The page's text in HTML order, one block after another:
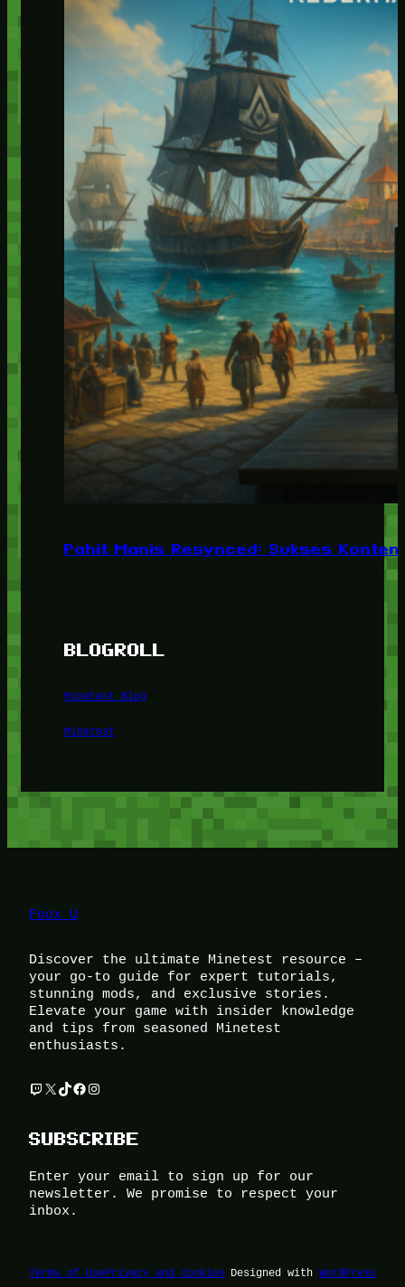
Pahit Manis Resynced: Sukses
BLOGROLL
Minetest Blog
Minetest
Foox U
Discover the ultimate Minetest resource –
your go-to guide for expert tutorials,
stunning mods, and exclusive stories.
Elevate your game with insider knowledge
and tips from seasoned Minetest
enthusiasts.
Twitch X TikTok Facebook Instagram
SUBSCRIBE
Enter your email to sign up for our
newsletter. We promise to respect your
inbox.
Terms of UsePrivacy and Cookies Designed with WordPress